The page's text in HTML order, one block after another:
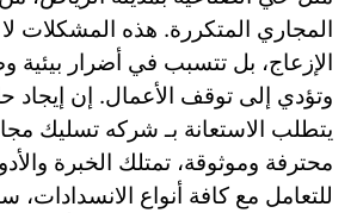
المجاري المتكررة. هذه المشكلات
الإزعاج، بل تتسبب في أضرار
وتؤدي إلى توقف الأعمال. إن
يتطلب الاستعانة بـ شركه تسليك
محترفة وموثوقة، تمتلك الخبرة
للتعامل مع كافة أنواع